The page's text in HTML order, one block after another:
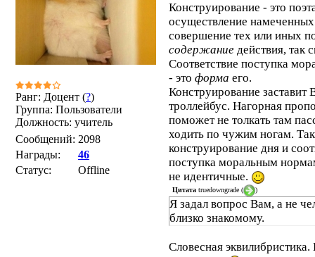
Ранг: Доцент (?)
Группа: Пользователи
Должность: учитель
Сообщений: 2098
Награды:
46
Статус:
Offline
Конструирование - это
осуществление
совершение тех или иных
содержание действия, так
Соответствие поступка
- это форма его.
Конструирование заставит
троллейбус. Нагорная
поможет не толкать там
ходить по чужим ногам.
конструирование дня и
поступка моральным
не идентичные.
Цитата truedowngrade ( )
Я задал вопрос Вам, а не
близко знакомому.
Словесная эквилибристика.